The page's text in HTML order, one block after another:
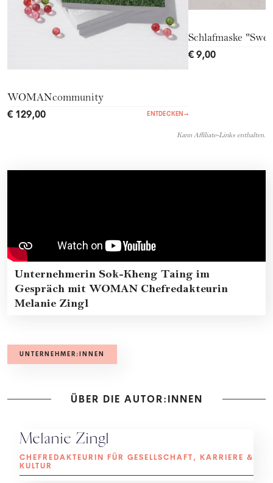
WOMANcommunity
€ 129,00 ENTDECKEN →
Schlafmaske
€ 9,00
Kann Affiliate-Links enthalten.
Unternehmerin Sok-Kheng Taing im
Gespräch mit WOMAN Chefredakteurin
Melanie Zingl
UNTERNEHMER:INNEN
ÜBER DIE AUTOR:INNEN
Melanie Zingl
CHEFREDAKTEURIN FÜR GESELLSCHAFT, KARRIERE &
KULTUR